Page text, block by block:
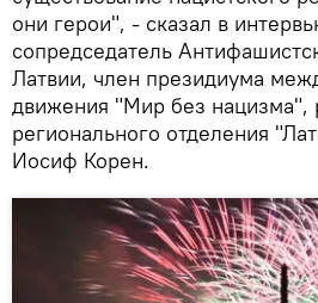
они герои", - сказал в
сопредседатель
Латвии, член президиума
движения "Мир без нацизма",
регионального отделения
Иосиф Корен.